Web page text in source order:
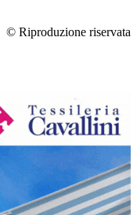
© Riproduzione riservata